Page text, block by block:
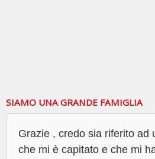
SIAMO UNA GRANDE FAMIGLIA
Grazie , credo sia riferito ad
che mi è capitato e che mi